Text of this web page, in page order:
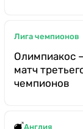
Лига чемпионов
Олимпиакос
матч
чемпионов
Англия